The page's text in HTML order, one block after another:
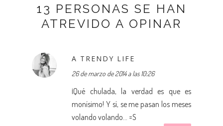
13 PERSONAS SE HAN
ATREVIDO A OPINAR
A TRENDY LIFE
26 de marzo de 2014 a las 10:26
¡Qué chulada, la verdad es que es
monísimo! Y sí, se me pasan los meses
volando volando... =S